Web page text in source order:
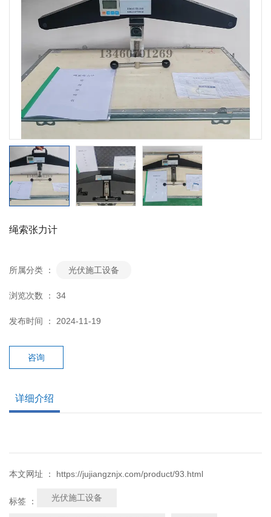
绳索张力计
所属分类 ： 光伏施工设备
浏览次数 ： 34
发布时间 ： 2024-11-19
咨询
详细介绍
本文网址 ： https://jujiangznjx.com/product/93.html
标签 ： 光伏施工设备